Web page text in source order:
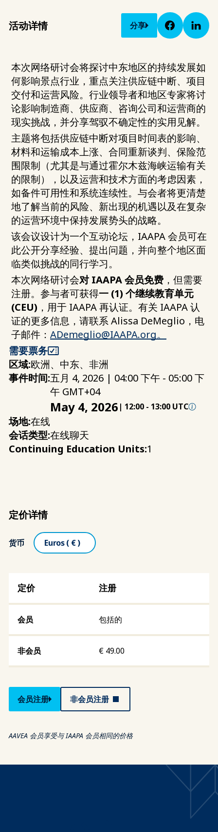
活动详情 分享
本次网络研讨会将探讨中东地区的持续发展如
何影响景点行业，重点关注供应链中断、项目
交付和运营风险。行业领导者和地区专家将讨
论影响制造商、供应商、咨询公司和运营商的
现实挑战，并分享驾驭不确定性的实用见解。
主题将包括供应链中断对项目时间表的影响、
材料和运输成本上涨、合同重新谈判、保险范
围限制（尤其是与通过霍尔木兹海峡运输有关
的限制），以及运营和技术方面的考虑因素，
如备件可用性和系统连续性。与会者将更清楚
地了解当前的风险、新出现的机遇以及在复杂
的运营环境中保持发展势头的战略。
该会议设计为一个互动论坛，IAAPA 会员可在
此公开分享经验、提出问题，并向整个地区面
临类似挑战的同行学习。
本次网络研讨会对 IAAPA 会员免费 ，但需要
注册。参与者可获得一 (1) 个继续教育单元
(CEU) ，用于 IAAPA 再认证。有关 IAAPA 认
证的更多信息，请联系 Alissa DeMeglio，电
子邮件： ADemeglio@IAAPA.org。
需要票务
区域:欧洲、中东、非洲
事件时间:五月 4, 2026 | 04:00 下午 - 05:00 下
午 GMT+04
May 4, 2026 | 12:00 - 13:00 UTC
场地:在线
会话类型:在线聊天
Continuing Education Units:1
定价详情
货币
注册
包括的
€ 49.00
会员注册 非会员注册
AAVEA 会员享受与 IAAPA 会员相同的价格